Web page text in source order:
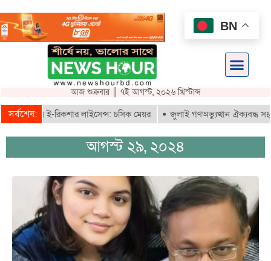
আজ শুক্রবার ║ ৭ই আগস্ট, ২০২৬ খ্রিস্টাব্দ
সর্বশেষ:
ই-রিকশার লাইসেন্স: চসিক মেয়র জুলাই গণঅভ্যুত্থান ঐক্যবদ্ধ
আগস্ট ২৯, ২০২৪
BN